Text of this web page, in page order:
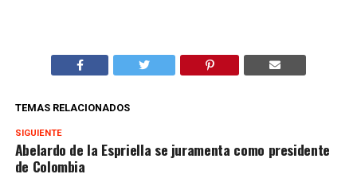
TEMAS RELACIONADOS
SIGUIENTE
Abelardo de la Espriella se juramenta como presidente
de Colombia